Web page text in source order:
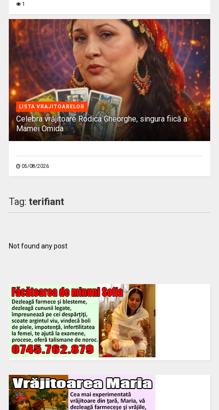
1
LISTA VRAJITOARELOR
Celebra vrăjitoare Rodica Gheorghe, singura fiică a
Mamei Omida
05/08/2026
Tag: terifiant
Not found any post